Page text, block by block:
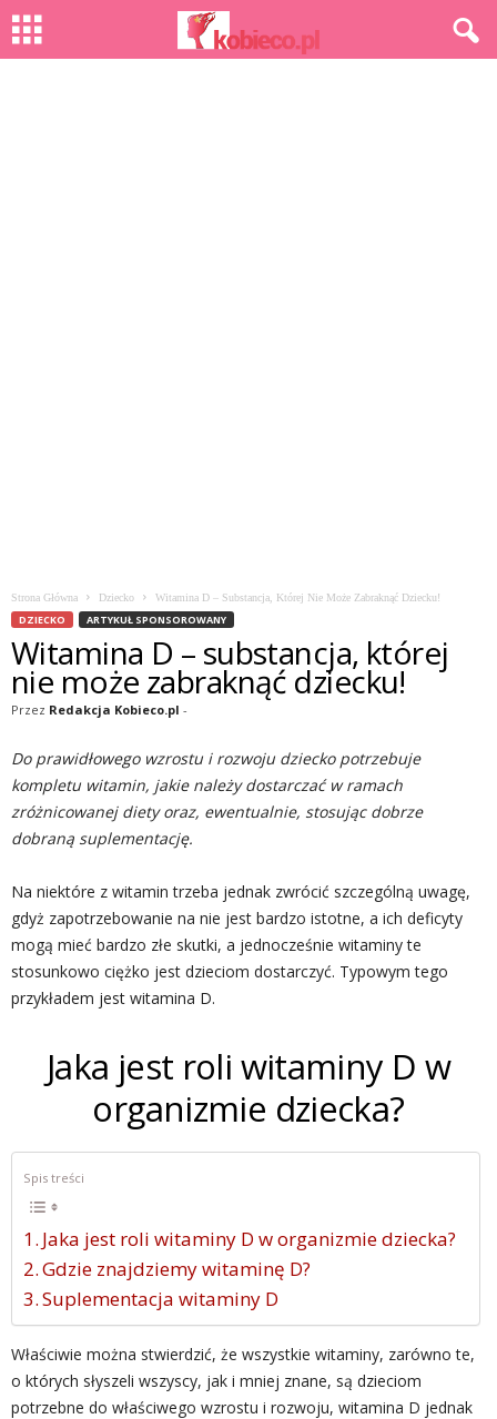
Strona Główna Dziecko Witamina D – Substancja, Której Nie Może Zabraknąć Dziecku!
DZIECKO ARTYKUŁ SPONSOROWANY
Witamina D – substancja, której
nie może zabraknąć dziecku!
Przez Redakcja Kobieco.pl -
Do prawidłowego wzrostu i rozwoju dziecko potrzebuje
kompletu witamin, jakie należy dostarczać w ramach
zróżnicowanej diety oraz, ewentualnie, stosując dobrze
dobraną suplementację.
Na niektóre z witamin trzeba jednak zwrócić szczególną uwagę,
gdyż zapotrzebowanie na nie jest bardzo istotne, a ich deficyty
mogą mieć bardzo złe skutki, a jednocześnie witaminy te
stosunkowo ciężko jest dzieciom dostarczyć. Typowym tego
przykładem jest witamina D.
Jaka jest roli witaminy D w
organizmie dziecka?
Spis treści
Jaka jest roli witaminy D w organizmie dziecka?
Gdzie znajdziemy witaminę D?
Suplementacja witaminy D
Właściwie można stwierdzić, że wszystkie witaminy, zarówno te,
o których słyszeli wszyscy, jak i mniej znane, są dzieciom
potrzebne do właściwego wzrostu i rozwoju, witamina D jednak